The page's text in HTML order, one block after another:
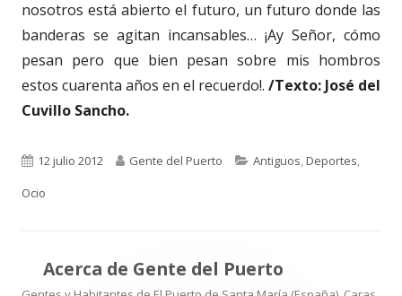
nosotros está abierto el futuro, un futuro donde las
banderas se agitan incansables… ¡Ay Señor, cómo
pesan pero que bien pesan sobre mis hombros
estos cuarenta años en el recuerdo!. /Texto: José del
Cuvillo Sancho.
Publicado
el
12 julio 2012 Autor
Gente del Puerto Categorías
Antiguos,Deportes,
Ocio
Acerca de Gente del Puerto